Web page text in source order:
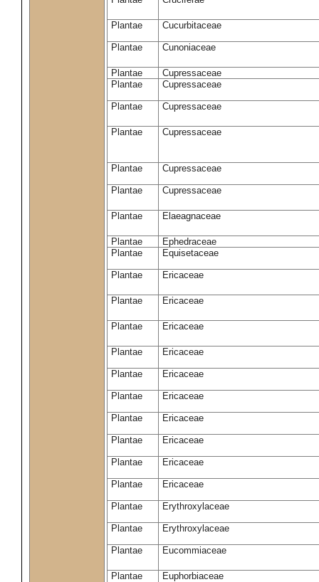
Plantae Cucurbitaceae
Plantae Cunoniaceae
Plantae
Cupressaceae
Plantae
Cupressaceae
Plantae Cupressaceae
Plantae Cupressaceae
Plantae Cupressaceae
Plantae Cupressaceae
Plantae Elaeagnaceae
Plantae
Ephedraceae
Plantae
Equisetaceae
Plantae Ericaceae
Plantae Ericaceae
Plantae Ericaceae
Plantae Ericaceae
Plantae Ericaceae
Plantae Ericaceae
Plantae Ericaceae
Plantae Ericaceae
Plantae Ericaceae
Plantae Ericaceae
Plantae Erythroxylaceae
Plantae Erythroxylaceae
Plantae Eucommiaceae
Plantae Euphorbiaceae